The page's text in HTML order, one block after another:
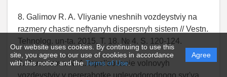
Our website uses cookies. By continuing to use this
site, you agree to our use of cookies in accordance
with this notice and the Terms of Use.
Agree
8. Galimov R. A. Vliyanie vneshnih vozdeystviy na
razmery chastic neftyanyh dispersnyh sistem // Vestn.
Tehnolog. un-ta. 2015. T. 18. № 4. S. 120-124.
9. Pivovarova N. A. Ispol'zovanie volnovyh
vozdeystviy v pererabotke uglevodorodnogo syr'ya